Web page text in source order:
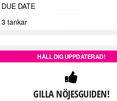
DUE DATE
3 tankar
HÅLL DIG UPPDATERAD!
GILLA NÖJESGUIDEN!